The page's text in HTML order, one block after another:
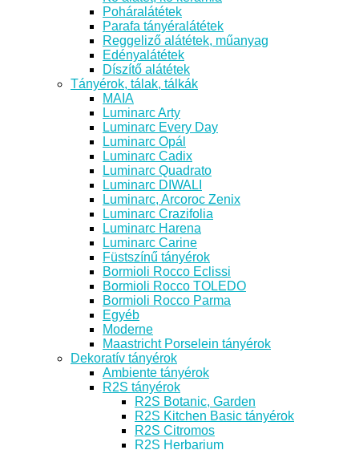
Poháralátétek
Parafa tányéralátétek
Reggeliző alátétek, műanyag
Edényalátétek
Díszítő alátétek
Tányérok, tálak, tálkák
MAIA
Luminarc Arty
Luminarc Every Day
Luminarc Opál
Luminarc Cadix
Luminarc Quadrato
Luminarc DIWALI
Luminarc, Arcoroc Zenix
Luminarc Crazifolia
Luminarc Harena
Luminarc Carine
Füstszínű tányérok
Bormioli Rocco Eclissi
Bormioli Rocco TOLEDO
Bormioli Rocco Parma
Egyéb
Moderne
Maastricht Porselein tányérok
Dekoratív tányérok
Ambiente tányérok
R2S tányérok
R2S Botanic, Garden
R2S Kitchen Basic tányérok
R2S Citromos
R2S Herbarium